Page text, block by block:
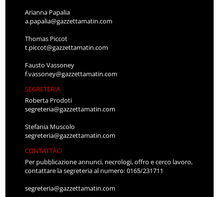
Arianna Papalia
a.papalia@gazzettamatin.com
Thomas Piccot
t.piccot@gazzettamatin.com
Fausto Vassoney
f.vassoney@gazzettamatin.com
SEGRETERIA
Roberta Prodoti
segreteria@gazzettamatin.com
Stefania Muscolo
segreteria@gazzettamatin.com
CONTATTACI
Per pubblicazione annunci, necrologi, offro e cerco lavoro,
contattare la segreteria al numero: 0165/231711
segreteria@gazzettamatin.com